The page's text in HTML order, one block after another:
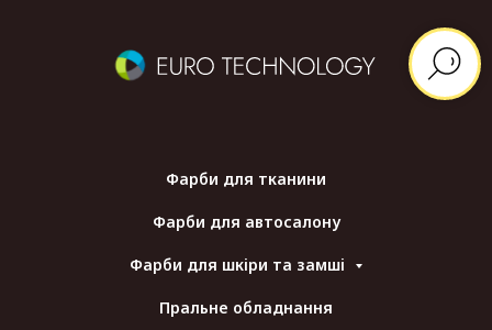
Фарби для тканини
Фарби для автосалону
Фарби для шкіри та замші
Пральне обладнання